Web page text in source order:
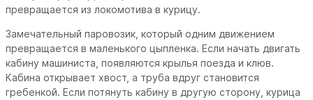
превращается из локомотива в курицу.
Замечательный паровозик, который одним движением
превращается в маленького цыпленка. Если начать двигать
кабину машиниста, появляются крылья поезда и клюв.
Кабина открывает хвост, а труба вдруг становится
гребенкой. Если потянуть кабину в другую сторону, курица